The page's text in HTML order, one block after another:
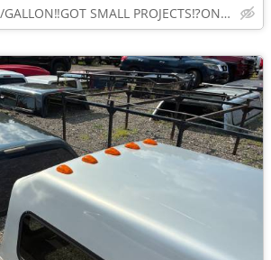
‼️ONLY $15/GALLON‼️GOT SMALL PROJECTS⁉️ONLY $5/QUART 😵